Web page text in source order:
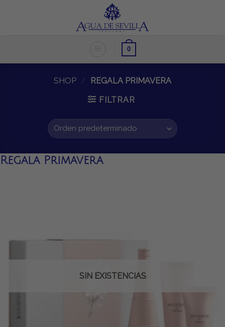
0
SHOP /
REGALA PRIMAVERA
FILTRAR
Regala Primavera
SIN EXISTENCIAS